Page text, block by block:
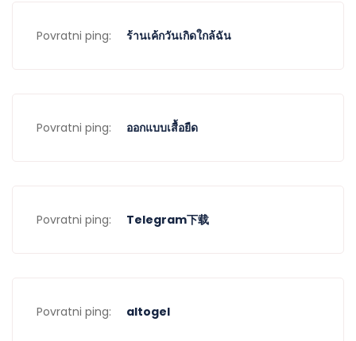
Povratni ping: ร้านเค้กวันเกิดใกล้ฉัน
Povratni ping: ออกแบบเสื้อยืด
Povratni ping: Telegram下载
Povratni ping: altogel